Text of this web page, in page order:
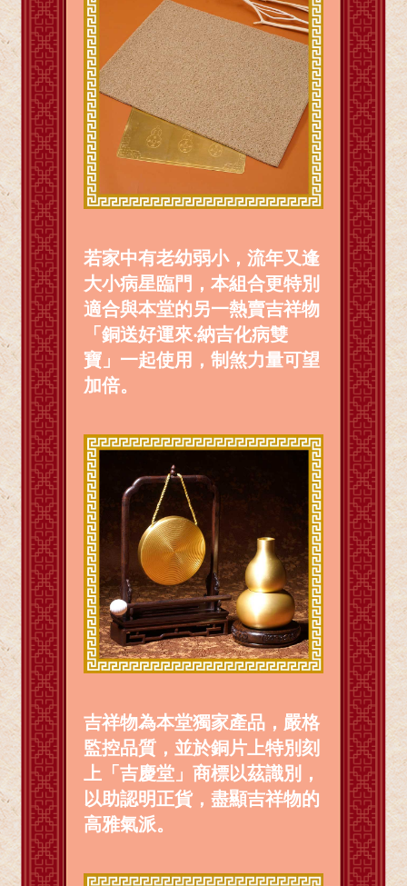
若家中有老幼弱小，流年又逢
大小病星臨門，本組合更特別
適合與本堂的另一熱賣吉祥物
「銅送好運來‧納吉化病雙
寶」一起使用，制煞力量可望
加倍。
吉祥物為本堂獨家產品，嚴格
監控品質，並於銅片上特別刻
上「吉慶堂」商標以茲識別，
以助認明正貨，盡顯吉祥物的
高雅氣派。